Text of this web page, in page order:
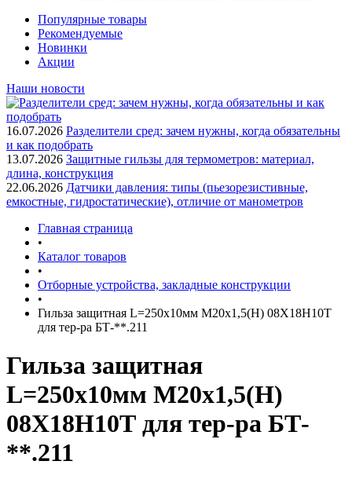
Популярные товары
Рекомендуемые
Новинки
Акции
Наши новости
16.07.2026 Разделители сред: зачем нужны, когда обязательны
и как подобрать
13.07.2026 Защитные гильзы для термометров: материал,
длина, конструкция
22.06.2026 Датчики давления: типы (пьезорезистивные,
емкостные, гидростатические), отличие от манометров
Главная страница
•
Каталог товаров
•
Отборные устройства, закладные конструкции
•
Гильза защитная L=250х10мм М20х1,5(Н) 08Х18Н10Т
для тер-ра БТ-**.211
Гильза защитная
L=250х10мм М20х1,5(Н)
08Х18Н10Т для тер-ра БТ-
**.211